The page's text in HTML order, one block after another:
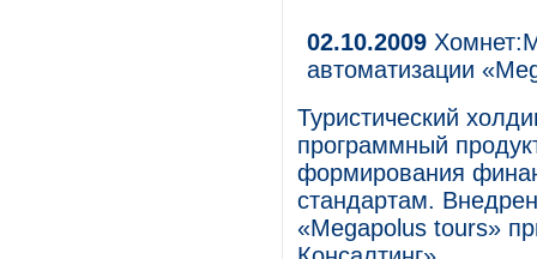
02.10.2009
автоматизации
Туристический
программный
формирования
стандартам.
«Megapolus tours»